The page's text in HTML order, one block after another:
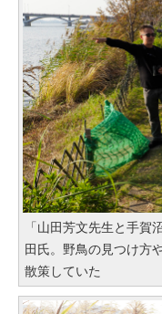
「山田芳文先生と手賀
田氏。野鳥の見つけ方
散策していた